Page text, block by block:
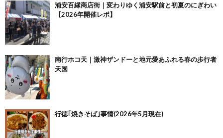
浦安百縁商店街｜変わりゆく浦安駅前と初夏のにぎわい
【2026年開催レポ】
南行ホコ天｜激神ザンドーと地元愛あふれる春の歩行者
天国
行徳｢焼きそば｣事情(2026年5月現在)